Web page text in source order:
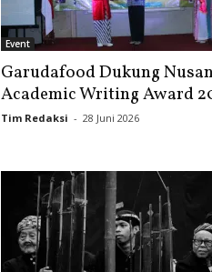
Event
Garudafood Dukung
Academic Writing Award
Tim Redaksi - 28 Juni 2026